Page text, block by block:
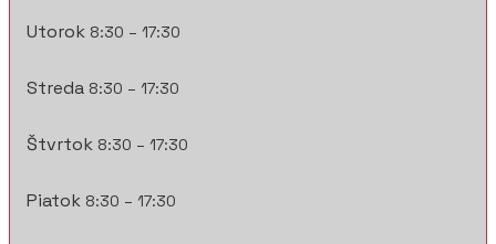
Utorok 8:30 – 17:30
Streda 8:30 – 17:30
Štvrtok 8:30 – 17:30
Piatok 8:30 – 17:30